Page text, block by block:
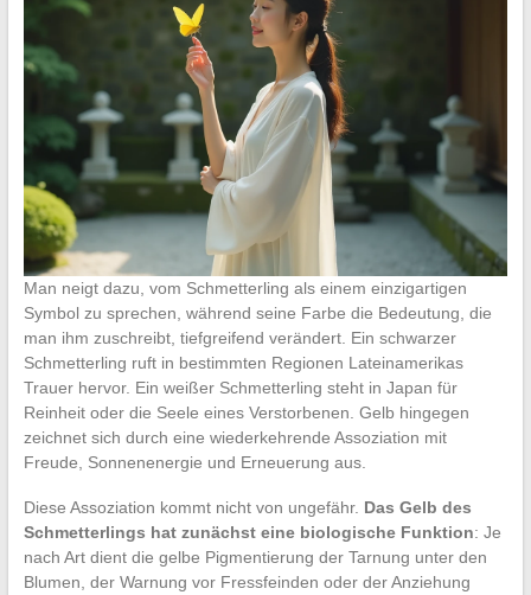
Man neigt dazu, vom Schmetterling als einem einzigartigen
Symbol zu sprechen, während seine Farbe die Bedeutung, die
man ihm zuschreibt, tiefgreifend verändert. Ein schwarzer
Schmetterling ruft in bestimmten Regionen Lateinamerikas
Trauer hervor. Ein weißer Schmetterling steht in Japan für
Reinheit oder die Seele eines Verstorbenen. Gelb hingegen
zeichnet sich durch eine wiederkehrende Assoziation mit
Freude, Sonnenenergie und Erneuerung aus.
Diese Assoziation kommt nicht von ungefähr. Das Gelb des
Schmetterlings hat zunächst eine biologische Funktion: Je
nach Art dient die gelbe Pigmentierung der Tarnung unter den
Blumen, der Warnung vor Fressfeinden oder der Anziehung